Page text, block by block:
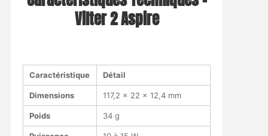
Vilter 2 Aspire
Caractéristique Détail
Dimensions 117,2 × 22 × 12,4 mm
Poids 34 g